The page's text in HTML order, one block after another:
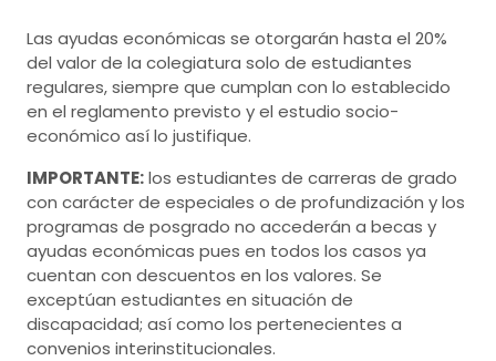
Las ayudas económicas se otorgarán hasta el 20%
del valor de la colegiatura solo de estudiantes
regulares, siempre que cumplan con lo establecido
en el reglamento previsto y el estudio socio-
económico así lo justifique.
IMPORTANTE:los estudiantes de carreras de grado
con carácter de especiales o de profundización y los
programas de posgrado no accederán a becas y
ayudas económicas pues en todos los casos ya
cuentan con descuentos en los valores. Se
exceptúan estudiantes en situación de
discapacidad; así como los pertenecientes a
convenios interinstitucionales.